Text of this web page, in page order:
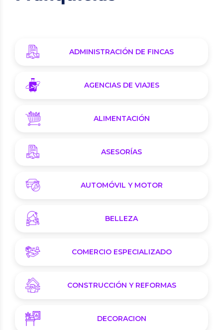
ADMINISTRACIÓN DE FINCAS
AGENCIAS DE VIAJES
ALIMENTACIÓN
ASESORÍAS
AUTOMÓVIL Y MOTOR
BELLEZA
COMERCIO ESPECIALIZADO
CONSTRUCCIÓN Y REFORMAS
DECORACION